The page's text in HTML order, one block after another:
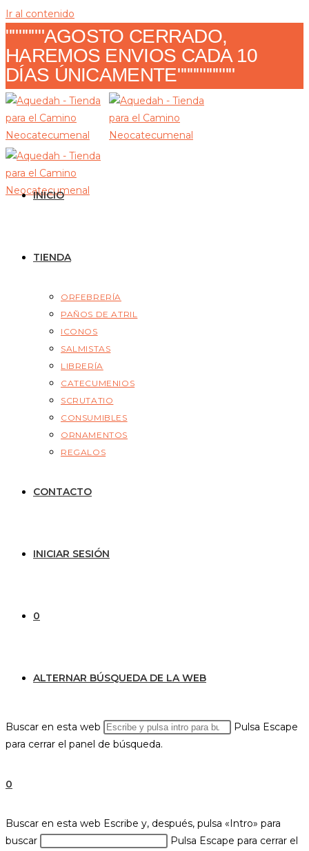
Ir al contenido
""""""AGOSTO CERRADO,
HAREMOS ENVIOS CADA 10
DÍAS ÚNICAMENTE"""""""""
INICIO
TIENDA
ORFEBRERÍA
PAÑOS DE ATRIL
ICONOS
SALMISTAS
LIBRERÍA
CATECUMENIOS
SCRUTATIO
CONSUMIBLES
ORNAMENTOS
REGALOS
CONTACTO
INICIAR SESIÓN
0
ALTERNAR BÚSQUEDA DE LA WEB
Buscar en esta web
Pulsa Escape
para cerrar el panel de búsqueda.
0
Buscar en esta web Escribe y, después, pulsa «Intro» para
buscar
Pulsa Escape para cerrar el